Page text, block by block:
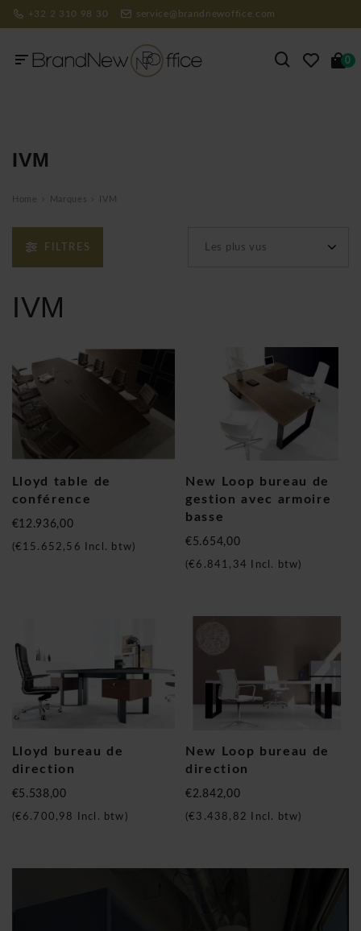
+32 2 310 98 30 service@brandnewoffice.com
0
IVM
Home Marques IVM
FILTRES Les plus vus
IVM
Lloyd table de
conférence
€12.936,00
€15.652,56 Incl. btw)
New Loop bureau de
gestion avec armoire
basse
€5.654,00
(€6.841,34 Incl. btw)
Lloyd bureau de
direction
€5.538,00
(€6.700,98 Incl. btw)
New Loop bureau de
direction
€2.842,00
(€3.438,82 Incl. btw)